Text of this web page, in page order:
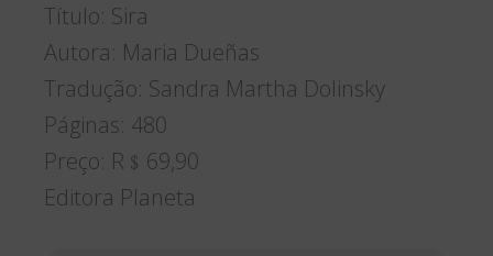
Título: Sira
Autora: Maria Dueñas
Tradução: Sandra Martha Dolinsky
Páginas: 480
Preço: R﹩69,90
Editora Planeta